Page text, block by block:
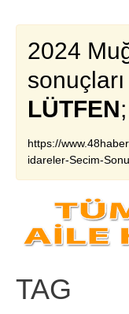
2024
LÜTFEN;
https://
idareler-Secim-
TAG